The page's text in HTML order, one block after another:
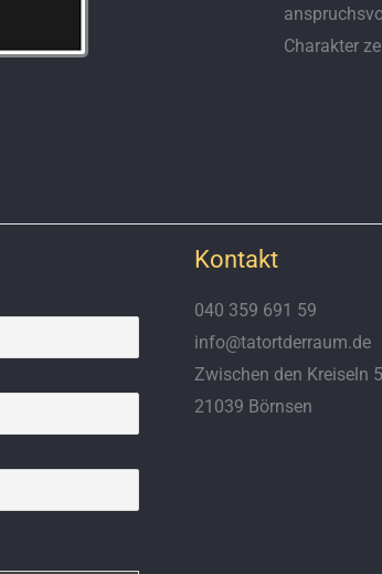
Charakter
Kontakt
040 359 691 59
info@tatortderraum.de
Zwischen den Kreiseln 5
21039 Börnsen